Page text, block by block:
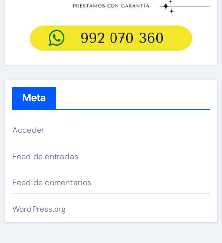
Meta
Acceder
Feed de entradas
Feed de comentarios
WordPress.org